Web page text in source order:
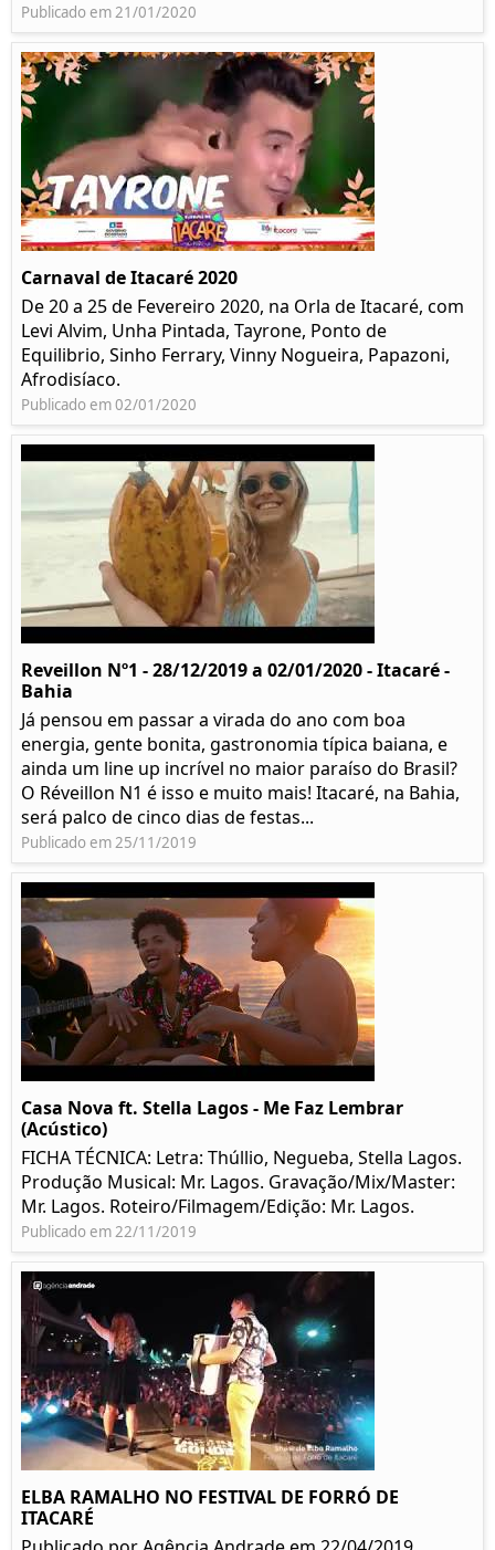
Publicado em 21/01/2020
Carnaval de Itacaré 2020
De 20 a 25 de Fevereiro 2020, na Orla de Itacaré, com
Levi Alvim, Unha Pintada, Tayrone, Ponto de
Equilibrio, Sinho Ferrary, Vinny Nogueira, Papazoni,
Afrodisíaco.
Publicado em 02/01/2020
Reveillon Nº1 - 28/12/2019 a 02/01/2020 - Itacaré -
Bahia
Já pensou em passar a virada do ano com boa
energia, gente bonita, gastronomia típica baiana, e
ainda um line up incrível no maior paraíso do Brasil?
O Réveillon N1 é isso e muito mais! Itacaré, na Bahia,
será palco de cinco dias de festas...
Publicado em 25/11/2019
Casa Nova ft. Stella Lagos - Me Faz Lembrar
(Acústico)
FICHA TÉCNICA: Letra: Thúllio, Negueba, Stella Lagos.
Produção Musical: Mr. Lagos. Gravação/Mix/Master:
Mr. Lagos. Roteiro/Filmagem/Edição: Mr. Lagos.
Publicado em 22/11/2019
ELBA RAMALHO NO FESTIVAL DE FORRÓ DE
ITACARÉ